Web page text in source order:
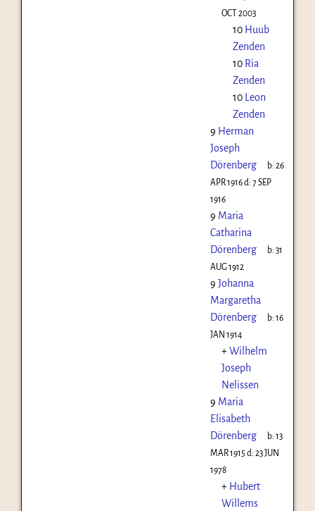
OCT 2003
10 Huub
Zenden
10 Ria
Zenden
10 Leon
Zenden
9 Herman
Joseph
Dörenberg
b:26
APR 1916d: 7 SEP
1916
9 Maria
Catharina
Dörenberg
b:31
AUG 1912
9 Johanna
Margaretha
Dörenberg
b:16
JAN 1914
+Wilhelm
Joseph
Nelissen
9 Maria
Elisabeth
Dörenberg
b:13
MAR 1915 d: 23 JUN
1978
+ Hubert
Willems